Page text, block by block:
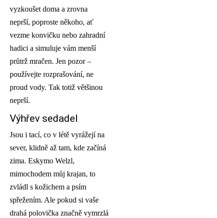
vyzkoušet doma a zrovna
neprší, poproste někoho, ať
vezme konvičku nebo zahradní
hadici a simuluje vám menší
průtrž mračen. Jen pozor –
používejte rozprašování, ne
proud vody. Tak totiž většinou
neprší.
Výhřev sedadel
Jsou i tací, co v létě vyrážejí na
sever, klidně až tam, kde začíná
zima. Eskymo Welzl,
mimochodem můj krajan, to
zvládl s kožichem a psím
spřežením. Ale pokud si vaše
drahá polovička značně vymrzlá